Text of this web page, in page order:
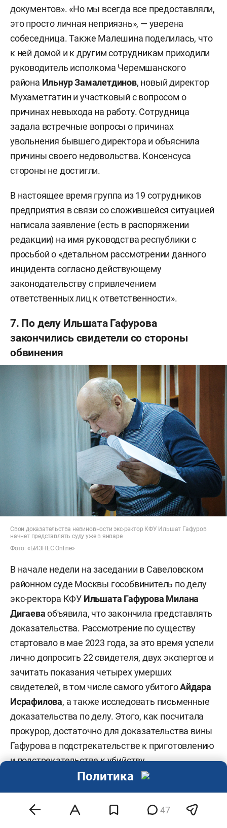
документов». «Но мы всегда все предоставляли,
это просто личная неприязнь», — уверена
собеседница. Также Малешина поделилась, что
к ней домой и к другим сотрудникам приходили
руководитель исполкома Черемшанского
района Ильнур Замалетдинов, новый директор
Мухаметгатин и участковый с вопросом о
причинах невыхода на работу. Сотрудница
задала встречные вопросы о причинах
увольнения бывшего директора и объяснила
причины своего недовольства. Консенсуса
стороны не достигли.
В настоящее время группа из 19 сотрудников
предприятия в связи со сложившейся ситуацией
написала заявление (есть в распоряжении
редакции) на имя руководства республики с
просьбой о «детальном рассмотрении данного
инцидента согласно действующему
законодательству с привлечением
ответственных лиц к ответственности».
7. По делу Ильшата Гафурова
закончились свидетели со стороны
обвинения
Свои доказательства невиновности экс-ректор КФУ Ильшат Гафуров
начнет представлять суду уже в январе
Фото: «БИЗНЕС Online»
В начале недели на заседании в Савеловском
районном суде Москвы гособвинитель по делу
экс-ректора КФУ Ильшата Гафурова Милана
Дигаеваобъявила, что закончила представлять
доказательства. Рассмотрение по существу
стартовало в мае 2023 года, за это время успели
лично допросить 22 свидетеля, двух экспертов и
зачитать показания четырех умерших
свидетелей, в том числе самого убитогоАйдара
Исрафилова, а также исследовать письменные
доказательства по делу. Этого, как посчитала
прокурор, достаточно для доказательства вины
Гафурова в подстрекательстве к приготовлению
и подстрекательстве к убийству.
свидетелей обвинения, по данным «БИЗНЕС
47
Политика